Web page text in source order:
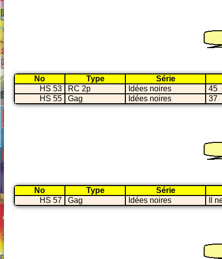
No Type
Série
HS 53
RC 2p Idées noires
45
HS 55
Gag Idées noires 37
No Type
Série
HS 57
Gag Idées noires Il